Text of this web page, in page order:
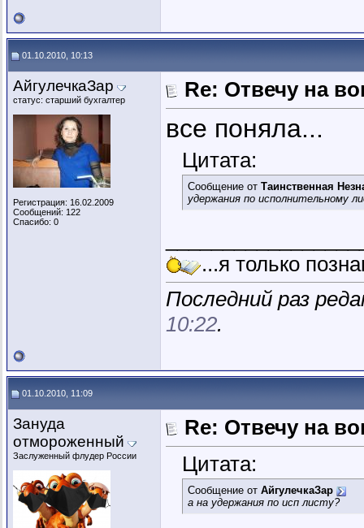
01.10.2010, 10:13
АйгулечкаЗар
статус: старший бухгалтер
Регистрация: 16.02.2009
Сообщений: 122
Спасибо: 0
Re: Отвечу на
все поняла...
Цитата:
Сообщение от Таинственная
удержания по исполнительному
...я только
Последний раз
10:22.
01.10.2010, 11:09
Зануда
отмороженный
Заслуженный флудер России
Re: Отвечу на
Цитата:
Сообщение от АйгулечкаЗар
а на удержания по исп листу?